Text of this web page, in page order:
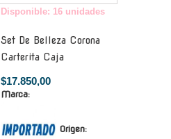
Disponible: 16 unidades
Set De Belleza Corona
Carterita Caja
$17.850,00
Marca:
Origen: